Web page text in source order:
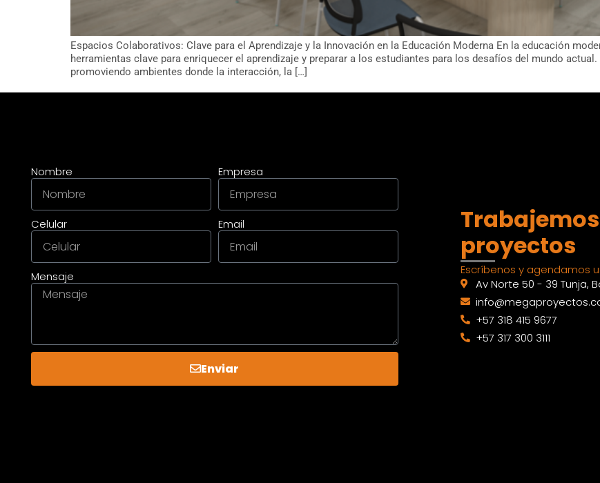
Espacios Colaborativos: Clave para el Aprendizaje y la Innovación en la Educación Moderna En la educación
herramientas clave para enriquecer el aprendizaje y preparar a los estudiantes para los desafíos del mundo
promoviendo ambientes donde la interacción, la […]
Nombre Empresa
Celular Email
Mensaje
Enviar
proyectos
Escríbenos y agendamos
Av Norte 50 - 39 Tunja,
+57 318 415 9677
+57 317 300 3111